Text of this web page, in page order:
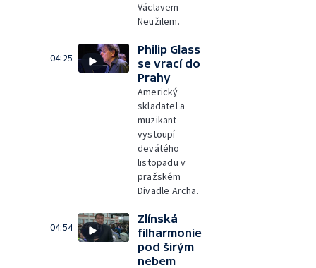
Václavem
Neužilem.
04:25
Philip Glass
se vrací do
Prahy
Americký
skladatel a
muzikant
vystoupí
devátého
listopadu v
pražském
Divadle Archa.
04:54
Zlínská
filharmonie
pod širým
nebem